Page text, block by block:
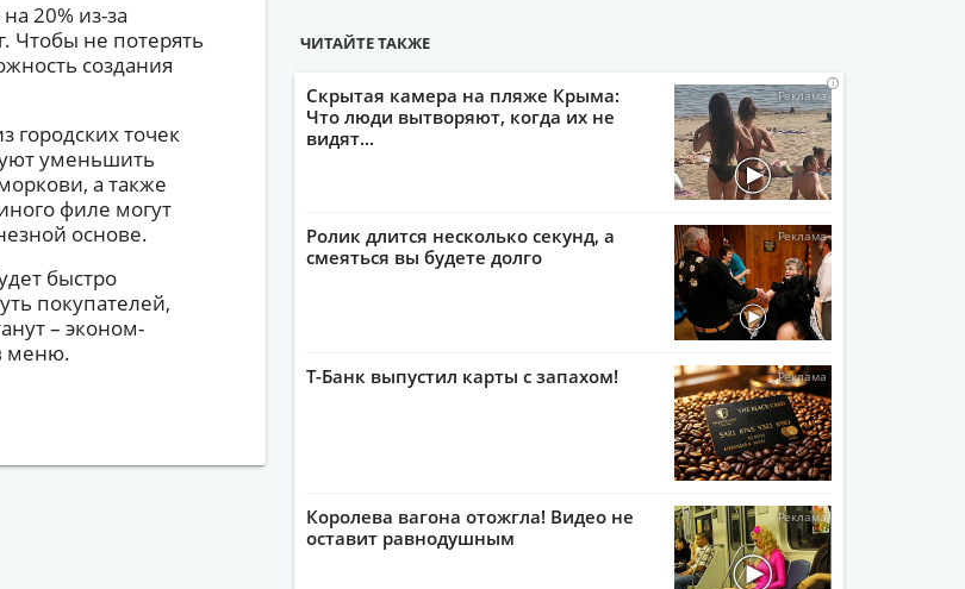
20% из-за
Чтобы не потерять
создания
городских точек
уменьшить
а также
филе могут
основе.
быстро
покупателей,
– эконом-
меню.
ЧИТАЙТЕ ТАКЖЕ
i
Скрытая камера на пляже Крыма:
Что люди вытворяют, когда их не
видят...
i
Ролик длится несколько секунд, а
смеяться вы будете долго
i
Т-Банк выпустил карты с запахом!
i
Королева вагона отожгла! Видео не
оставит равнодушным